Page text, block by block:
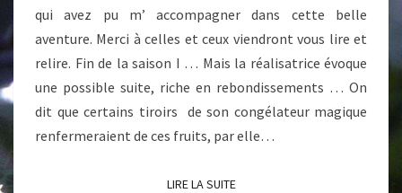
qui avez pu m’ accompagner dans cette belle
aventure. Merci à celles et ceux viendront vous lire et
relire. Fin de la saison I … Mais la réalisatrice évoque
une possible suite, riche en rebondissements … On
dit que certains tiroirs de son congélateur magique
renfermeraient de ces fruits, par elle…
LIRE LA SUITELIRE LA SUITE